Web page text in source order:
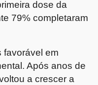
dose da
79% completaram
favorável em
Após anos de
a crescer a